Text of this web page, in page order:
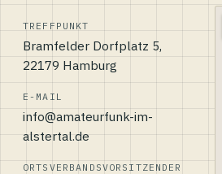
TREFFPUNKT
Bramfelder Dorfplatz 5,
22179 Hamburg
E-MAIL
info@amateurfunk-im-
alstertal.de
ORTSVERBANDSVORSITZENDER